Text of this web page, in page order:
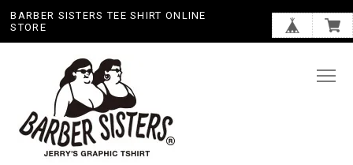
BARBER SISTERS TEE SHIRT ONLINE
STORE